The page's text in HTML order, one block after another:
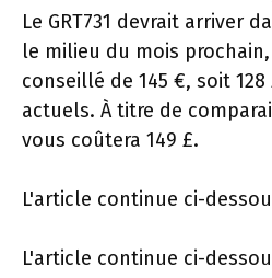
Le GRT731 devrait arriver
le milieu du mois
conseillé de 145 €, soit
actuels. À titre de
vous coûtera 149 £.
L'article continue ci-
L'article continue ci-